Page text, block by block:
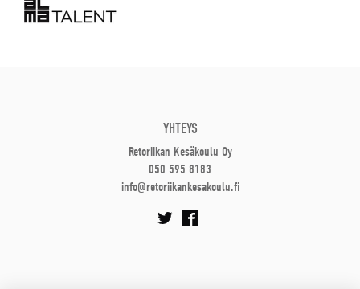
YHTEYS
Retoriikan Kesäkoulu Oy
050 595 8183
info@retoriikankesakoulu.fi